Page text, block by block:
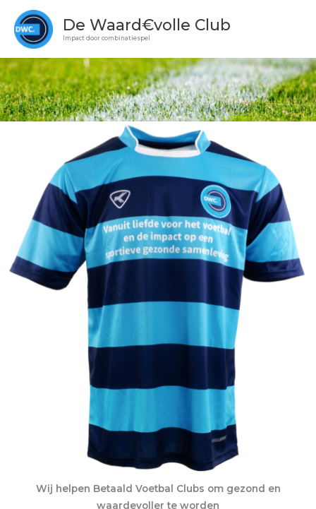
naar
inhoud
De Waard€volle Club
Impact door combinatiespel
Wij helpen Betaald Voetbal Clubs om gezond en
waardevoller te worden